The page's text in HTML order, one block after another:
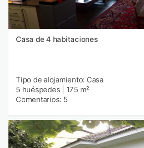
Casa de 4 habitaciones
Tipo de alojamiento: Casa
5 huéspedes
175 m²
Comentarios: 5